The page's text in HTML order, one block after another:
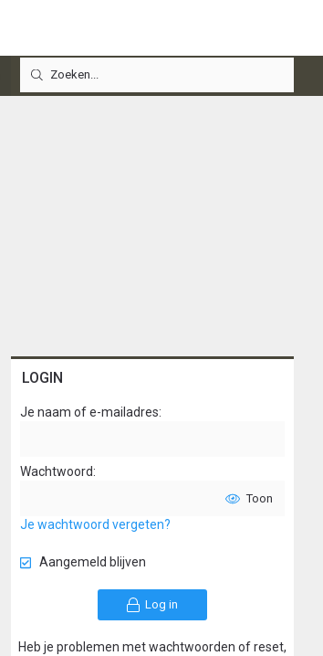
LOGIN
Je naam of e-mailadres
Wachtwoord
Toon
Je wachtwoord vergeten?
Aangemeld blijven
Log in
Heb je problemen met wachtwoorden of reset,